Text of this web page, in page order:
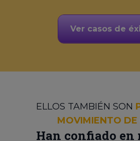
Ver casos de
ELLOS TAMBIÉN SON
MOVIMIENTO DE
Han confiado en